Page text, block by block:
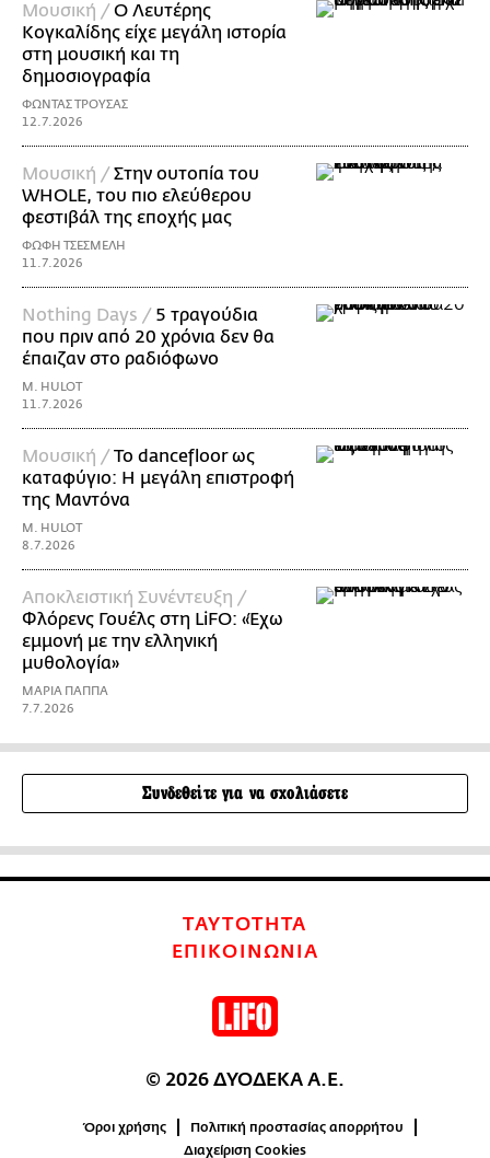
Μουσική /Ο Λευτέρης
Κογκαλίδης είχε μεγάλη ιστορία
στη μουσική και τη
δημοσιογραφία
ΦΩΝΤΑΣ ΤΡΟΥΣΑΣ
12.7.2026
Μουσική /Στην ουτοπία του
WHOLE, του πιο ελεύθερου
φεστιβάλ της εποχής μας
ΦΩΦΗ ΤΣΕΣΜΕΛΗ
11.7.2026
Nothing Days / 5 τραγούδια
που πριν από 20 χρόνια δεν θα
έπαιζαν στο ραδιόφωνο
M. HULOT
11.7.2026
Μουσική /Το dancefloor ως
καταφύγιο: Η μεγάλη επιστροφή
της Μαντόνα
M. HULOT
8.7.2026
Αποκλειστική Συνέντευξη /
Φλόρενς Γουέλς στη LiFO: «Έχω
εμμονή με την ελληνική
μυθολογία»
ΜΑΡΙΑ ΠΑΠΠΑ
7.7.2026
Συνδεθείτε για να σχολιάσετε
ΤΑΥΤΟΤΗΤΑ
ΕΠΙΚΟΙΝΩΝΙΑ
© 2026 ΔΥΟΔΕΚΑ Α.Ε.
Όροι χρήσης
Πολιτική προστασίας απορρήτου
Διαχείριση Cookies